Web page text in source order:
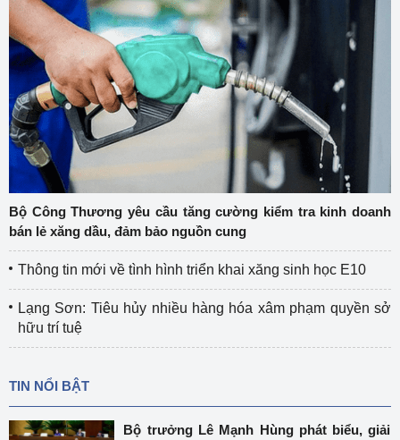
Bộ Công Thương yêu cầu tăng cường kiểm tra kinh doanh
bán lẻ xăng dầu, đảm bảo nguồn cung
Thông tin mới về tình hình triển khai xăng sinh học E10
Lạng Sơn: Tiêu hủy nhiều hàng hóa xâm phạm quyền sở
hữu trí tuệ
TIN NỔI BẬT
Bộ trưởng Lê Mạnh Hùng phát biểu, giải